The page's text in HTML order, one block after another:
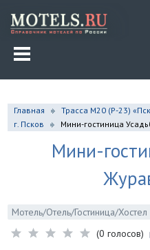
Главная Трасса М20 (Р-23)
г. Псков
Мини-гостиница
Мини-
Мотель/Отель/Гостиница/Хостел
(0 голосов)